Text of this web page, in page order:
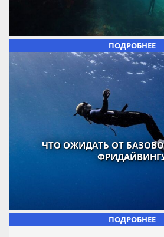
ПОДРОБНЕЕ
ЧТО ОЖИДАТЬ ОТ
ПОДРОБНЕЕ